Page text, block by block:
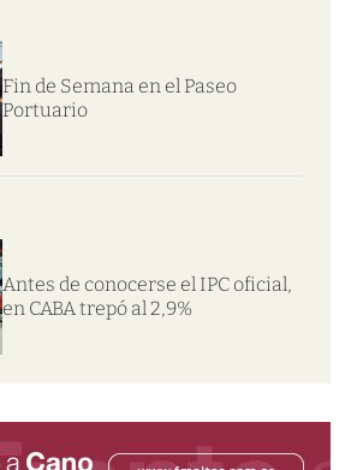
Fin de Semana en el Paseo
Portuario
Antes de conocerse el IPC oficial,
en CABA trepó al 2,9%